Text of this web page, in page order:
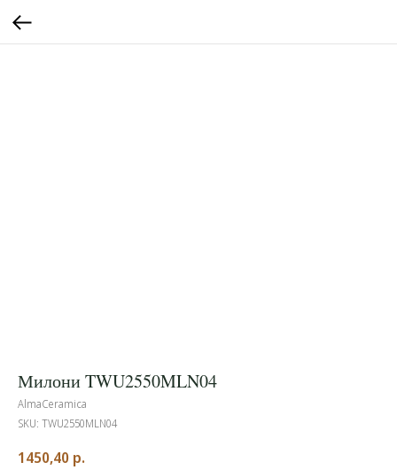
Милони TWU2550MLN04
AlmaCeramica
SKU: TWU2550MLN04
1450,40 р.